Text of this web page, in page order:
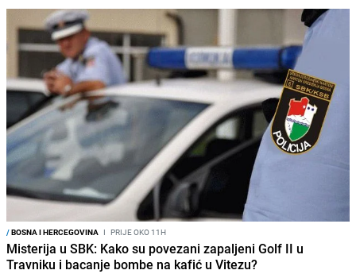
/BOSNA I HERCEGOVINA I PRIJE OKO 11H
Misterija u SBK: Kako su povezani zapaljeni Golf II u
Travniku i bacanje bombe na kafić u Vitezu?